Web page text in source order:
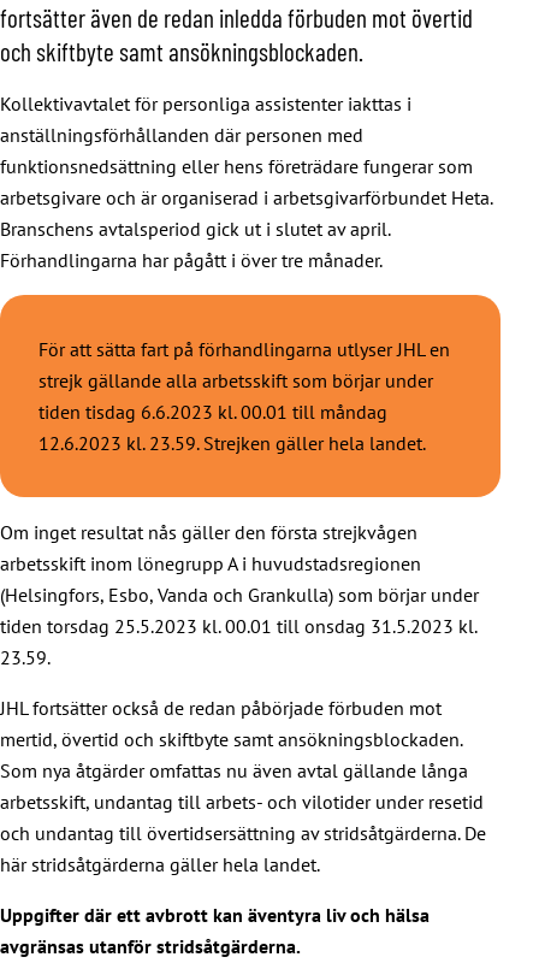
fortsätter även de redan inledda förbuden mot övertid
och skiftbyte samt ansökningsblockaden.
Kollektivavtalet för personliga assistenter iakttas i
anställningsförhållanden där personen med
funktionsnedsättning eller hens företrädare fungerar som
arbetsgivare och är organiserad i arbetsgivarförbundet Heta.
Branschens avtalsperiod gick ut i slutet av april.
Förhandlingarna har pågått i över tre månader.
För att sätta fart på förhandlingarna utlyser JHL en
strejk gällande alla arbetsskift som börjar under
tiden tisdag 6.6.2023 kl. 00.01 till måndag
12.6.2023 kl. 23.59. Strejken gäller hela landet.
Om inget resultat nås gäller den första strejkvågen
arbetsskift inom lönegrupp A i huvudstadsregionen
(Helsingfors, Esbo, Vanda och Grankulla) som börjar under
tiden torsdag 25.5.2023 kl. 00.01 till onsdag 31.5.2023 kl.
23.59.
JHL fortsätter också de redan påbörjade förbuden mot
mertid, övertid och skiftbyte samt ansökningsblockaden.
Som nya åtgärder omfattas nu även avtal gällande långa
arbetsskift, undantag till arbets- och vilotider under resetid
och undantag till övertidsersättning av stridsåtgärderna. De
här stridsåtgärderna gäller hela landet.
Uppgifter där ett avbrott kan äventyra liv och hälsa
avgränsas utanför stridsåtgärderna.